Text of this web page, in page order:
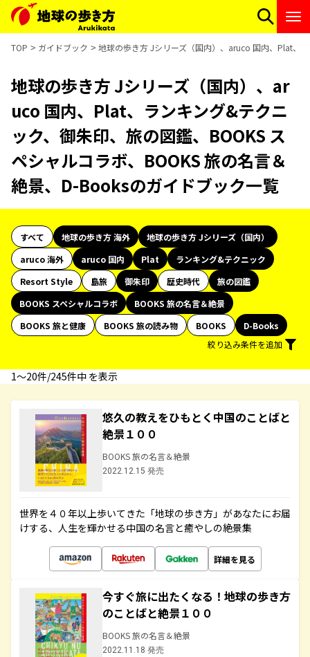
TOP ガイドブック 地球の歩き方 Jシリーズ（国内）、aruco 国内、Plat、
地球の歩き方 Jシリーズ（国内）、ar
uco 国内、Plat、ランキング&テクニ
ック、御朱印、旅の図鑑、BOOKS ス
ペシャルコラボ、BOOKS 旅の名言＆
絶景、D-Booksのガイドブック一覧
すべて 地球の歩き方 海外
地球の歩き方 Jシリーズ（国内）
aruco 海外
aruco 国内 Plat
ランキング&テクニック
Resort Style
島旅 御朱印 歴史時代
旅の図鑑
BOOKS スペシャルコラボ
BOOKS 旅の名言＆絶景
BOOKS 旅と健康
BOOKS 旅の読み物 BOOKS
D-Books
絞り込み条件を追加
1〜20件/245件中 を表示
悠久の教えをひもとく中国のことばと
絶景１００
BOOKS 旅の名言＆絶景
2022.12.15 発売
世界を４０年以上歩いてきた「地球の歩き方」があなたにお届
けする、人生を輝かせる中国の名言と癒やしの絶景集
詳細を見る
今すぐ旅に出たくなる！地球の歩き方
のことばと絶景１００
BOOKS 旅の名言＆絶景
2022.11.18 発売